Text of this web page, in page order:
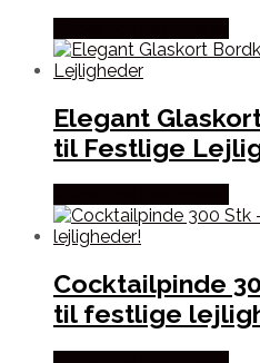
Elegant
til Festlige
Cocktailpinde
til festlige